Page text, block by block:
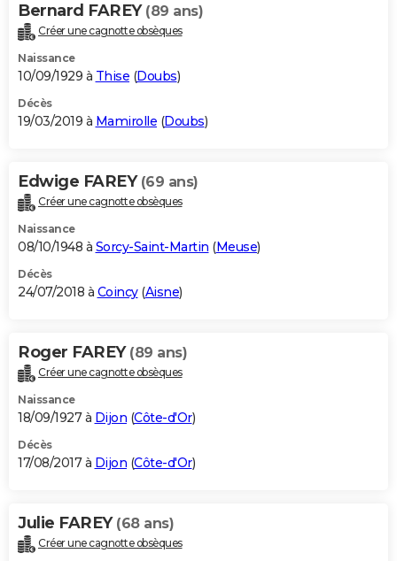
Bernard FAREY (89 ans)
Créer une cagnotte obsèques
Naissance
10/09/1929 à Thise (Doubs)
Décès
19/03/2019 à Mamirolle (Doubs)
Edwige FAREY (69 ans)
Créer une cagnotte obsèques
Naissance
08/10/1948 à Sorcy-Saint-Martin (Meuse)
Décès
24/07/2018 à Coincy(Aisne)
Roger FAREY (89 ans)
Créer une cagnotte obsèques
Naissance
18/09/1927 à Dijon (Côte-d'Or)
Décès
17/08/2017 à Dijon (Côte-d'Or)
Julie FAREY (68 ans)
Créer une cagnotte obsèques